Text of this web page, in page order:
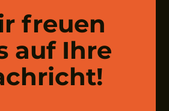
freuen
auf Ihre